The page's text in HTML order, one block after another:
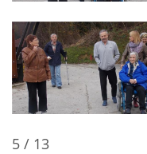
5 / 13